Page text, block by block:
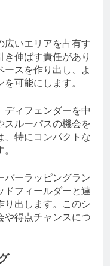
広いエリアを占有す
伸ばす責任があり
ースを作り出し、よ
可能にします。
ディフェンダーを中
スルーパスの機会を
、特にコンパクトな
バーラッピングラン
ドフィールダーと連
り出します。このシ
や得点チャンスにつ